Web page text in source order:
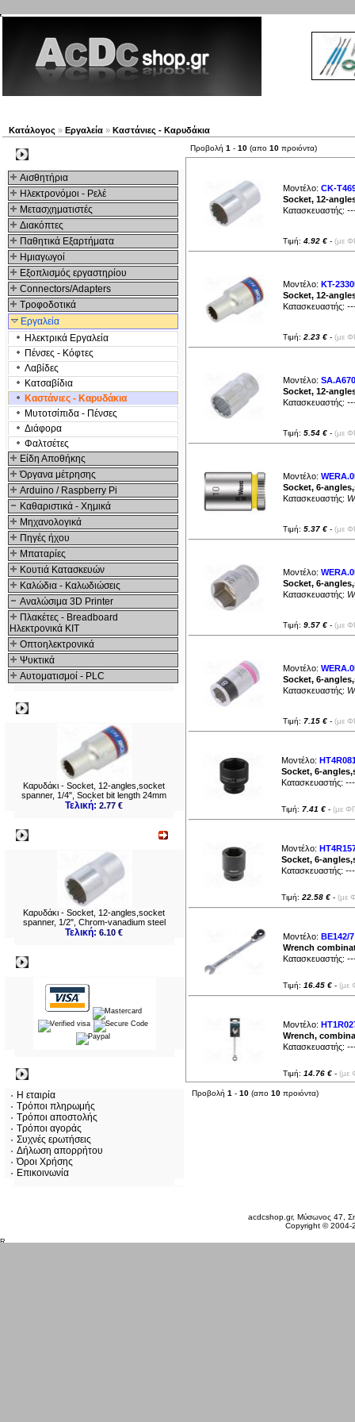
Κατάλογος » Εργαλεία » Καστάνιες - Καρυδάκια
Αισθητήρια
Ηλεκτρονόμοι - Ρελέ
Μετασχηματιστές
Διακόπτες
Παθητικά Εξαρτήματα
Hμιαγωγοί
Εξοπλισμός εργαστηρίου
Connectors/Adapters
Τροφοδοτικά
Εργαλεία
Ηλεκτρικά Εργαλεία
Πένσες - Κόφτες
Λαβίδες
Κατσαβίδια
Καστάνιες - Καρυδάκια
Μυτοτσίπιδα - Πένσες
Διάφορα
Φαλτσέτες
Είδη Αποθήκης
Όργανα μέτρησης
Arduino / Raspberry Pi
Καθαριστικά - Χημικά
Μηχανολογικά
Πηγές ήχου
Μπαταρίες
Κουτιά Κατασκευών
Καλώδια - Καλωδιώσεις
Αναλώσιμα 3D Printer
Πλακέτες - Breadboard
Ηλεκτρονικά ΚΙΤ
Οπτοηλεκτρονικά
Ψυκτικά
Αυτοματισμοί - PLC
Καρυδάκι - Socket, 12-angles,socket
spanner, 1/4", Socket bit length 24mm
Τελική:2.77 €
Καρυδάκι - Socket, 12-angles,socket
spanner, 1/2", Chrom-vanadium steel
Τελική:6.10 €
Η εταιρία
Τρόποι πληρωμής
Τρόποι αποστολής
Τρόποι αγοράς
Συχνές ερωτήσεις
Δήλωση απορρήτου
Όροι Χρήσης
Επικοινωνία
Προβολή 1 - 10 (απο 10 προιόντα)
Μοντέλο: CK-
Socket, 12-
Κατασκευαστής:
Τιμή: 4.92 € - (με
Μοντέλο: KT-
Socket, 12-
Κατασκευαστής:
Τιμή: 2.23 € - (με
Μοντέλο:
Socket, 12-
Κατασκευαστής:
Τιμή: 5.54 € - (με
Μοντέλο:
Socket, 6-
Κατασκευαστής:
Τιμή: 5.37 € - (με
Μοντέλο:
Socket, 6-
Κατασκευαστής:
Τιμή: 9.57 € - (με
Μοντέλο:
Socket, 6-
Κατασκευαστής:
Τιμή: 7.15 € - (με
Μοντέλο:
Socket, 6-
Κατασκευαστής: ---
Τιμή: 7.41 € - (με
Μοντέλο:
Socket, 6-
Κατασκευαστής: ---
Τιμή: 22.58 € - (με
Μοντέλο: BE142/7
Wrench
Κατασκευαστής:
Τιμή: 16.45 € - (με
Μοντέλο:
Wrench,
Κατασκευαστής:
Τιμή: 14.76 € - (με
Προβολή 1 - 10 (απο 10 προιόντα)
acdcshop.gr, Μύσωνος 47,
Copyright ©